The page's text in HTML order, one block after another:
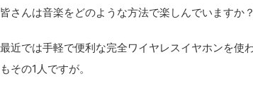
皆さんは音楽をどのような方法で楽しんでいますか？
最近では手軽で便利な完全ワイヤレスイヤホンを使
もその1人ですが。